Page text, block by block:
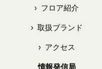
› フロア紹介
›取扱ブランド
›アクセス
情報発信局